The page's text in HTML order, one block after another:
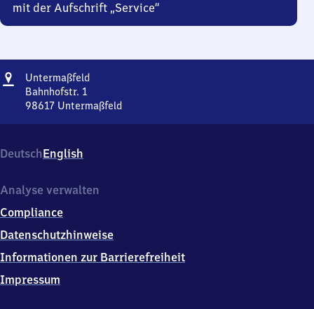
mit der Aufschrift „Service“
Adresse
UntermaßfeldUntermaßfeld
Bahnhofstr. 1
98617 Untermaßfeld
1,
9
6
7
Untermaßfeld
DeutschEnglish
Analyse verwalten
Compliance
Datenschutzhinweise
Informationen zur Barrierefreiheit
Impressum